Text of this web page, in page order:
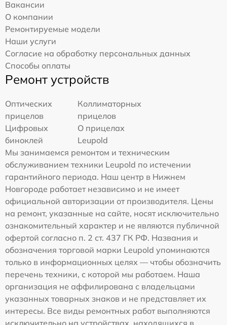
Вакансии
О компании
Ремонтируемые модели
Наши услуги
Согласие на обработку персональных данных
Способы оплаты
Ремонт устройств
Оптических
прицелов
Коллиматорных
прицелов
Цифровых
биноклей
О прицелах
Leupold
Мы занимаемся ремонтом и техническим
обслуживанием техники Leupold по истечении
гарантийного периода. Наш центр в Нижнем
Новгороде работает независимо и не имеет
официальной авторизации от производителя. Цены
на ремонт, указанные на сайте, носят исключительно
ознакомительный характер и не являются публичной
офертой согласно п. 2 ст. 437 ГК РФ. Названия и
обозначения торговой марки Leupold упоминаются
только в информационных целях — чтобы обозначить
перечень техники, с которой мы работаем. Наша
организация не аффилирована с владельцами
указанных товарных знаков и не представляет их
интересы. Все виды ремонтных работ выполняются